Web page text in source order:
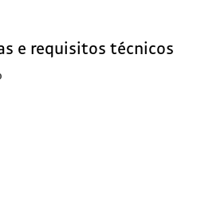
e requisitos técnicos